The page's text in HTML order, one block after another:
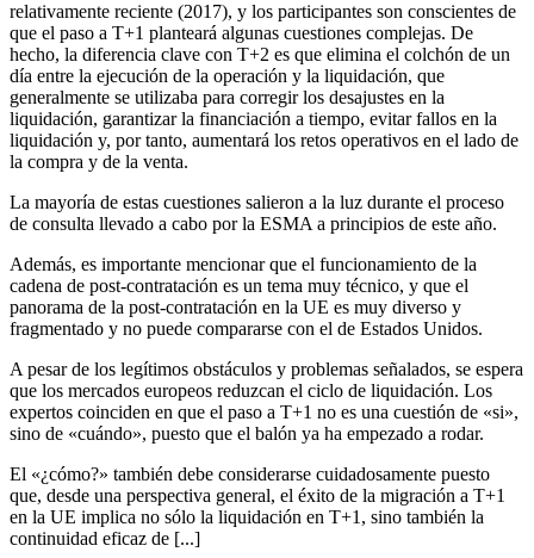
relativamente reciente (2017), y los participantes son conscientes de
que el paso a T+1 planteará algunas cuestiones complejas. De
hecho, la diferencia clave con T+2 es que elimina el colchón de un
día entre la ejecución de la operación y la liquidación, que
generalmente se utilizaba para corregir los desajustes en la
liquidación, garantizar la financiación a tiempo, evitar fallos en la
liquidación y, por tanto, aumentará los retos operativos en el lado de
la compra y de la venta.
La mayoría de estas cuestiones salieron a la luz durante el proceso
de consulta llevado a cabo por la ESMA a principios de este año.
Además, es importante mencionar que el funcionamiento de la
cadena de post-contratación es un tema muy técnico, y que el
panorama de la post-contratación en la UE es muy diverso y
fragmentado y no puede compararse con el de Estados Unidos.
A pesar de los legítimos obstáculos y problemas señalados, se espera
que los mercados europeos reduzcan el ciclo de liquidación. Los
expertos coinciden en que el paso a T+1 no es una cuestión de «si»,
sino de «cuándo», puesto que el balón ya ha empezado a rodar.
El «¿cómo?» también debe considerarse cuidadosamente puesto
que, desde una perspectiva general, el éxito de la migración a T+1
en la UE implica no sólo la liquidación en T+1, sino también la
continuidad eficaz de [...]